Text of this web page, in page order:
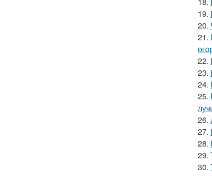
19.
20.
21.
22.
23.
24.
25.
26.
27.
28.
29.
30.